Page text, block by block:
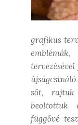
grafikus
sőt, rajtuk
beoltottuk
függővé